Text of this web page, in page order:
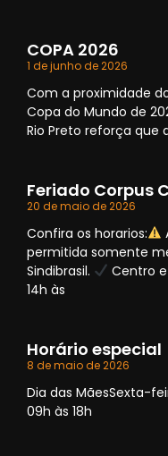
COPA 2026
1 de junho de 2026
Com a proximidade
Copa do Mundo de
Rio Preto reforça que
Feriado Corpus
20 de maio de 2026
Confira os horarios:
permitida somente
Sindibrasil.
Centro e
14h às
Horário especial
8 de maio de 2026
Dia das MãesSexta-
09h às 18h